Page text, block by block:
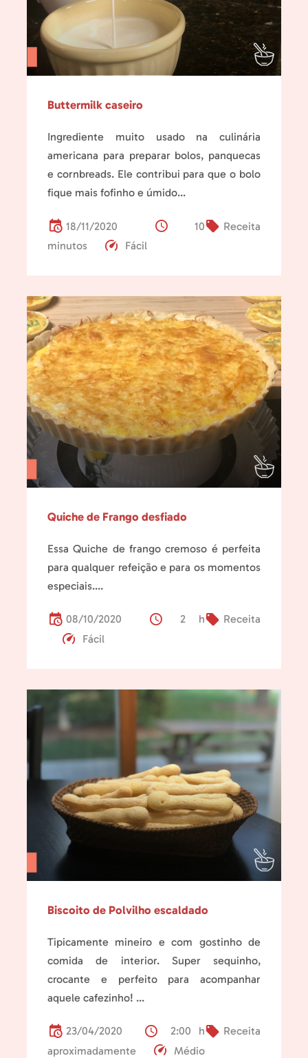
Buttermilk caseiro
Ingrediente muito usado na culinária
americana para preparar bolos, panquecas
e cornbreads. Ele contribui para que o bolo
fique mais fofinho e úmido...
18/11/2020 Receita
10
minutos
Fácil
Quiche de Frango desfiado
Essa Quiche de frango cremoso é perfeita
para qualquer refeição e para os momentos
especiais....
08/10/2020 Receita
2 h
Fácil
Biscoito de Polvilho escaldado
Tipicamente mineiro e com gostinho de
comida de interior. Super sequinho,
crocante e perfeito para acompanhar
aquele cafezinho! ...
23/04/2020 Receita
2:00 h
aproximadamente
Médio